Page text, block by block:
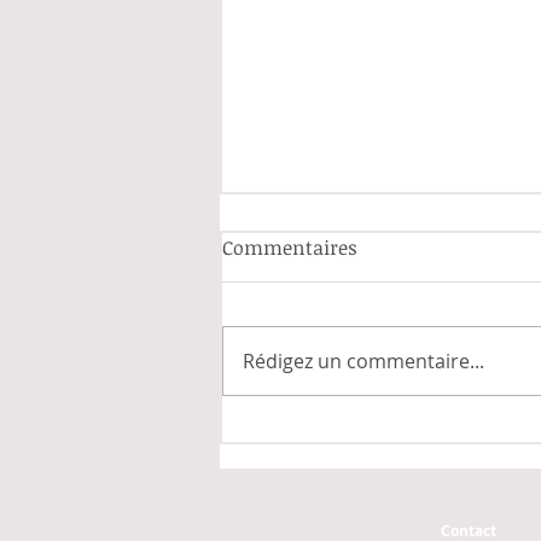
Commentaires
Rédigez un commentaire...
Contact